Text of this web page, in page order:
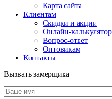
Карта сайта
Клиентам
Скидки и акции
Онлайн-калькулятор
Вопрос-ответ
Оптовикам
Контакты
Вызвать замерщика